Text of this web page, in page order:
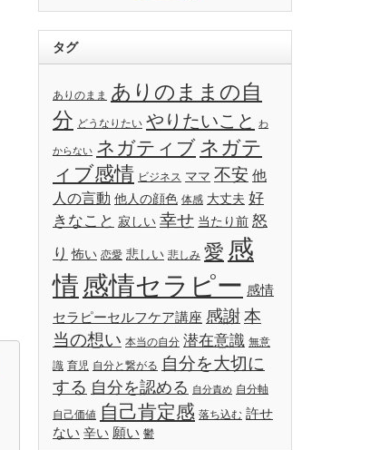
タグ
ありのまま ありのままの自
分 どうなりたい やりたいこと わ
からない ネガティブ ネガテ
ィブ感情 ビジネス ママ 不安 他
人の言動 他人の顔色 体感 大丈夫 好
きなこと 寂しい 幸せ 当たり前 怒
り 怖い 恋愛 悲しい 悲しみ 愛 感
情感情セラピー 感情
セラピーセルフケア講座 感謝本
当の想い 本当の自分 潜在意識 無意
識 育児 自分と繋がる 自分を大切に
する 自分を認める 自分責め 自分軸
自己価値 自己肯定感 落ち込む 許せ
ない 辛い 願い 鬱